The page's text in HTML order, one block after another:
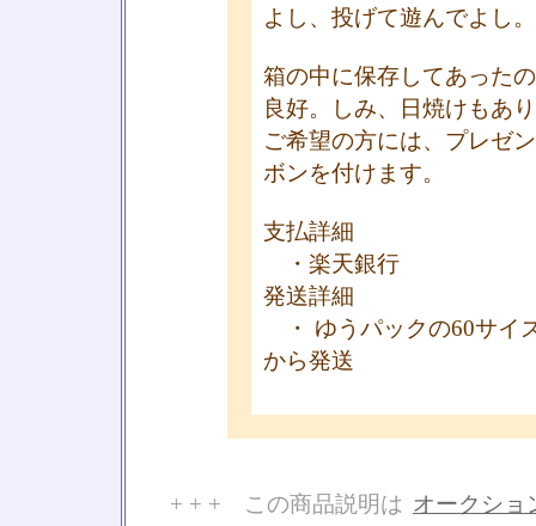
よし、投げて遊んでよし。
箱の中に保存してあった
良好。しみ、日焼けもあ
ご希望の方には、プレゼ
ボンを付けます。
支払詳細
・楽天銀行
発送詳細
・ ゆうパックの60サイ
から発送
+ + + この商品説明は オークショ